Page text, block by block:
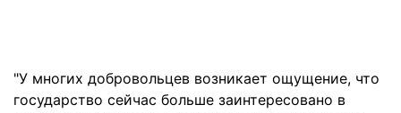
"У многих добровольцев возникает ощущение, что
государство сейчас больше заинтересовано в